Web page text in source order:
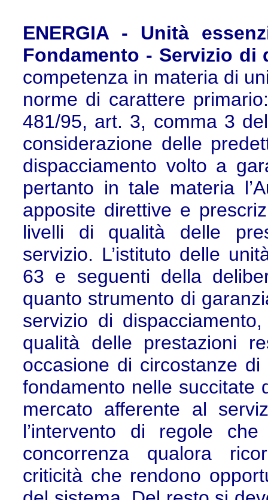
ENERGIA - Unità
Fondamento - Servizio
competenza in materia di
norme di carattere
481/95, art. 3, comma 3
considerazione delle
dispacciamento volto a
pertanto in tale materia
apposite direttive e
livelli di qualità delle
servizio. L’istituto delle
63 e seguenti della
quanto strumento di
servizio di
qualità delle prestazioni
occasione di circostanze
fondamento nelle succitate
mercato afferente al
l’intervento di regole
concorrenza qualora
criticità che rendono